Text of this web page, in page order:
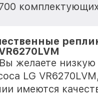
желаете
LG
имеются